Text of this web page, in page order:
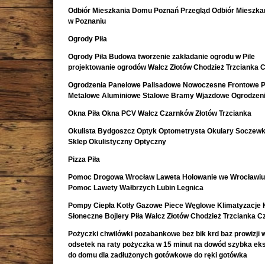
Odbiór Mieszkania Domu Poznań Przegląd Odbiór
w Poznaniu
Ogrody Piła
Ogrody Piła Budowa tworzenie zakładanie ogrodu w Pile
projektowanie ogrodów Wałcz Złotów Chodzież Trzcianka
Ogrodzenia Panelowe Palisadowe Nowoczesne Frontowe
Metalowe Aluminiowe Stalowe Bramy Wjazdowe
Okna Piła Okna PCV Wałcz Czarnków Złotów Trzcianka
Okulista Bydgoszcz Optyk Optometrysta Okulary
Sklep Okulistyczny Optyczny
Pizza Piła
Pomoc Drogowa Wrocław Laweta Holowanie we
Pomoc Lawety Wałbrzych Lubin Legnica
Pompy Ciepła Kotły Gazowe Piece Węglowe Klimatyzacje
Słoneczne Bojlery Piła Wałcz Złotów Chodzież Trzcianka
Pożyczki chwilówki pozabankowe bez bik krd baz prowizji
odsetek na raty pożyczka w 15 minut na dowód szybka
do domu dla zadłużonych gotówkowe do ręki gotówka